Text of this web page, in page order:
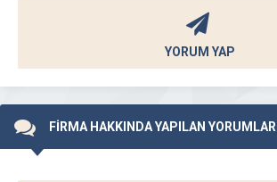
YORUM YAP
FİRMA HAKKINDA YAPILAN YORUMLAR